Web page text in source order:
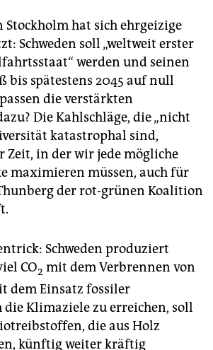
Stockholm hat sich ehrgeizige
Schweden soll „weltweit erster
werden und seinen
bis spätestens 2045 auf null
die verstärkten
Die Kahlschläge, die „nicht
katastrophal sind,
Zeit, in der wir jede mögliche
maximieren müssen, auch für
der rot-grünen Koalition
Schweden produziert
CO2 mit dem Verbrennen von
dem Einsatz fossiler
die Klimaziele zu erreichen, soll
die aus Holz
künftig weiter kräftig